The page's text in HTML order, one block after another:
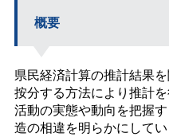
概要
県民経済計算の推計結果
按分する方法により推計
活動の実態や動向を把握
造の相違を明らかにしてい